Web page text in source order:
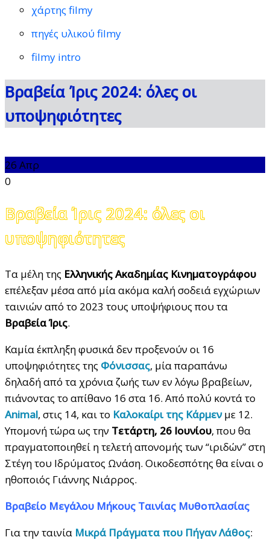
χάρτης filmy
πηγές υλικού filmy
filmy intro
Βραβεία Ίρις 2024: όλες οι
υποψηφιότητες
26 Απρ
0
Βραβεία Ίρις 2024: όλες οι
υποψηφιότητες
Τα μέλη της Ελληνικής Ακαδημίας Κινηματογράφου
επέλεξαν μέσα από μία ακόμα καλή σοδειά εγχώριων
ταινιών από το 2023 τους υποψήφιους που τα
Βραβεία Ίρις.
Καμία έκπληξη φυσικά δεν προξενούν οι 16
υποψηφιότητες της Φόνισσας, μία παραπάνω
δηλαδή από τα χρόνια ζωής των εν λόγω βραβείων,
πιάνοντας το απίθανο 16 στα 16. Από πολύ κοντά το
Animal, στις 14, και το Καλοκαίρι της Κάρμενμε 12.
Υπομονή τώρα ως την Τετάρτη, 26 Ιουνίου, που θα
πραγματοποιηθεί η τελετή απονομής των “ιριδών” στη
Στέγη του Ιδρύματος Ωνάση. Οικοδεσπότης θα είναι ο
ηθοποιός Γιάννης Νιάρρος.
Βραβείο Μεγάλου Μήκους Ταινίας Μυθοπλασίας
Για την ταινία Μικρά Πράγματα που Πήγαν Λάθος: